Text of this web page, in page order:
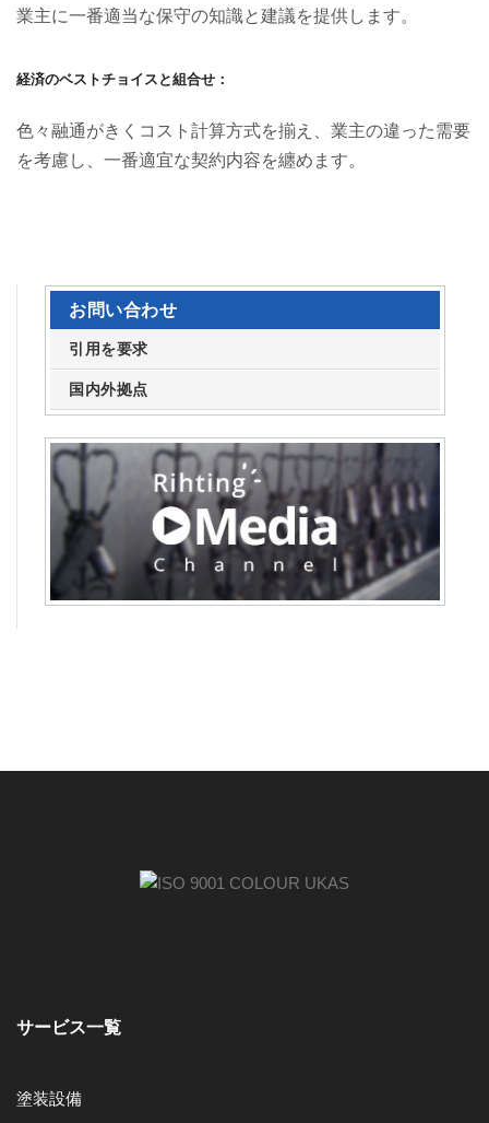
業主に一番適当な保守の知識と建議を提供します。
経済のベストチョイスと組合せ：
色々融通がきくコスト計算方式を揃え、業主の違った需要
を考慮し、一番適宜な契約内容を纏めます。
お問い合わせ
引用を要求
国内外拠点
サービス一覧
塗装設備